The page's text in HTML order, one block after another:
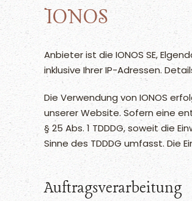
IONOS
Anbieter ist die IONOS SE,
inklusive Ihrer IP-Adressen.
Die Verwendung von IONOS
unserer Website. Sofern eine
§ 25 Abs. 1 TDDDG, soweit die
Sinne des TDDDG umfasst. Die
Auftragsverarbeitung